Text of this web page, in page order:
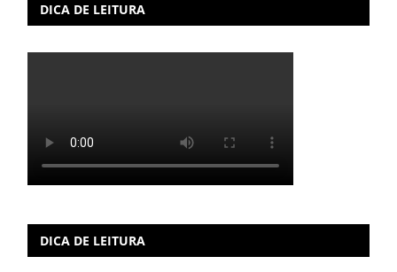
DICA DE LEITURA
DICA DE LEITURA